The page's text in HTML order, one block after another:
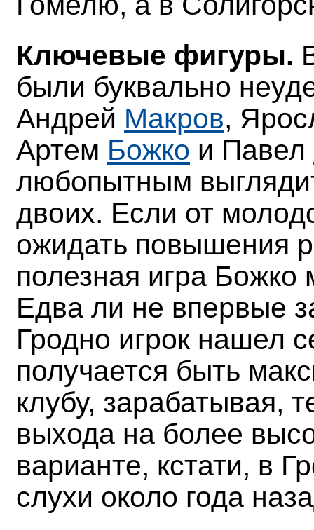
Ключевые фигуры.
были буквально
Андрей Макров,
Артем Божко и Павел
любопытным
двоих. Если от
ожидать повышения
полезная игра Божко
Едва ли не впервые
Гродно игрок нашел
получается быть
клубу, зарабатывая,
выхода на более
варианте, кстати, в
слухи около года